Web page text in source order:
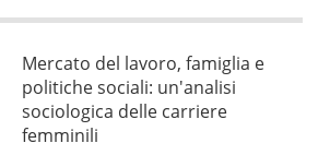
Mercato del lavoro, famiglia e
politiche sociali: un'analisi
sociologica delle carriere
femminili